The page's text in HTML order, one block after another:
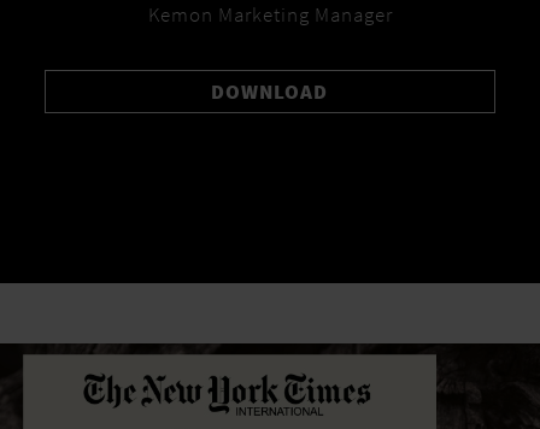
Kemon Marketing Manager
DOWNLOAD